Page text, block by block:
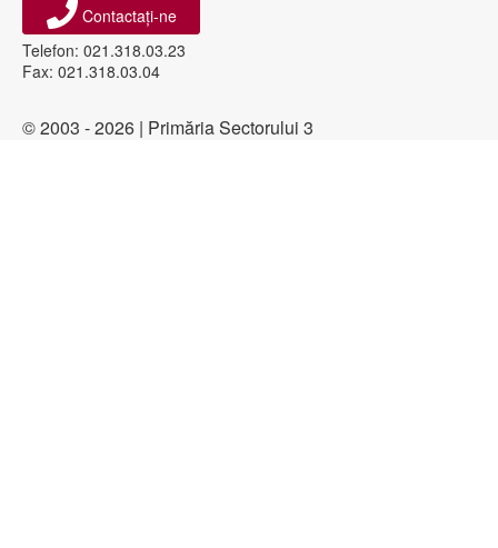
Contactați-ne
Telefon: 021.318.03.23
Fax: 021.318.03.04
© 2003 - 2026 | Primăria Sectorului 3